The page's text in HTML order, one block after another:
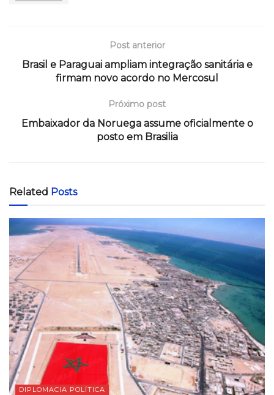
Post anterior
Brasil e Paraguai ampliam integração sanitária e
firmam novo acordo no Mercosul
Próximo post
Embaixador da Noruega assume oficialmente o
posto em Brasilia
Related Posts
DIPLOMACIA POLÍTICA